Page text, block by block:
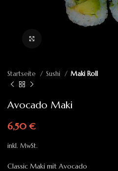
Startseite Sushi Maki Roll
Avocado Maki
6,50 €
inkl. MwSt.
Classic Maki mit Avocado